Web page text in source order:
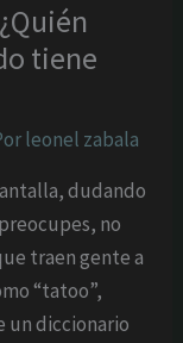
tiene
leonel zabala
dudando
no
traen gente a
“tatoo”,
un diccionario